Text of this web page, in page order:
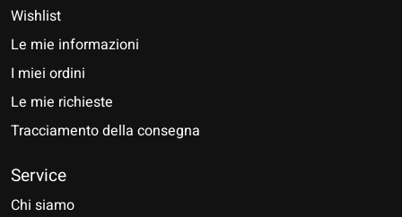
Wishlist
Le mie informazioni
I miei ordini
Le mie richieste
Tracciamento della consegna
Service
Chi siamo